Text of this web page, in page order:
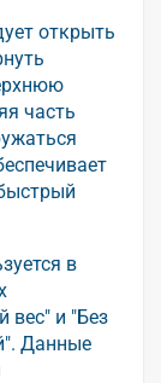
открыть
часть
в
вес" и "Без
Данные